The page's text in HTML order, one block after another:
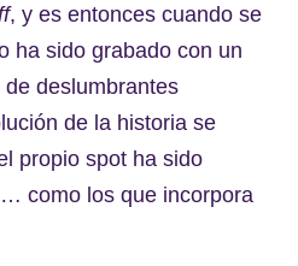
, y es entonces cuando se
ha sido grabado con un
deslumbrantes
de la historia se
propio spot ha sido
como los que incorpora